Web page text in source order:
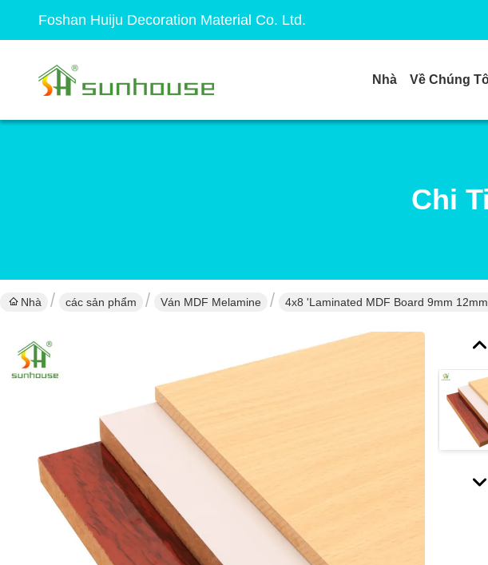
Foshan Huiju Decoration Material Co. Ltd.
Nhà Về Chúng
Chi
Nhà các sản phẩm Ván MDF Melamine 4x8 'Laminated MDF Board 9mm